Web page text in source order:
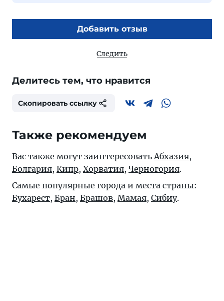
Добавить отзыв
Следить
Делитесь тем, что нравится
Скопировать ссылку
Также рекомендуем
Вас также могут заинтересоватьАбхазия,
Болгария, Кипр, Хорватия, Черногория.
Самые популярные города и места страны:
Бухарест, Бран, Брашов, Мамая, Сибиу.